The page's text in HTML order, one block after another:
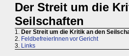
Der Streit um die
Seilschaften
1. Der Streit um die Kritik an den
2. FeldbefreierInnen vor Gericht
3. Links